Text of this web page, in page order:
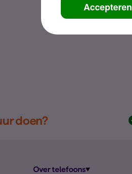
Accepteren
doen?
Over telefoons